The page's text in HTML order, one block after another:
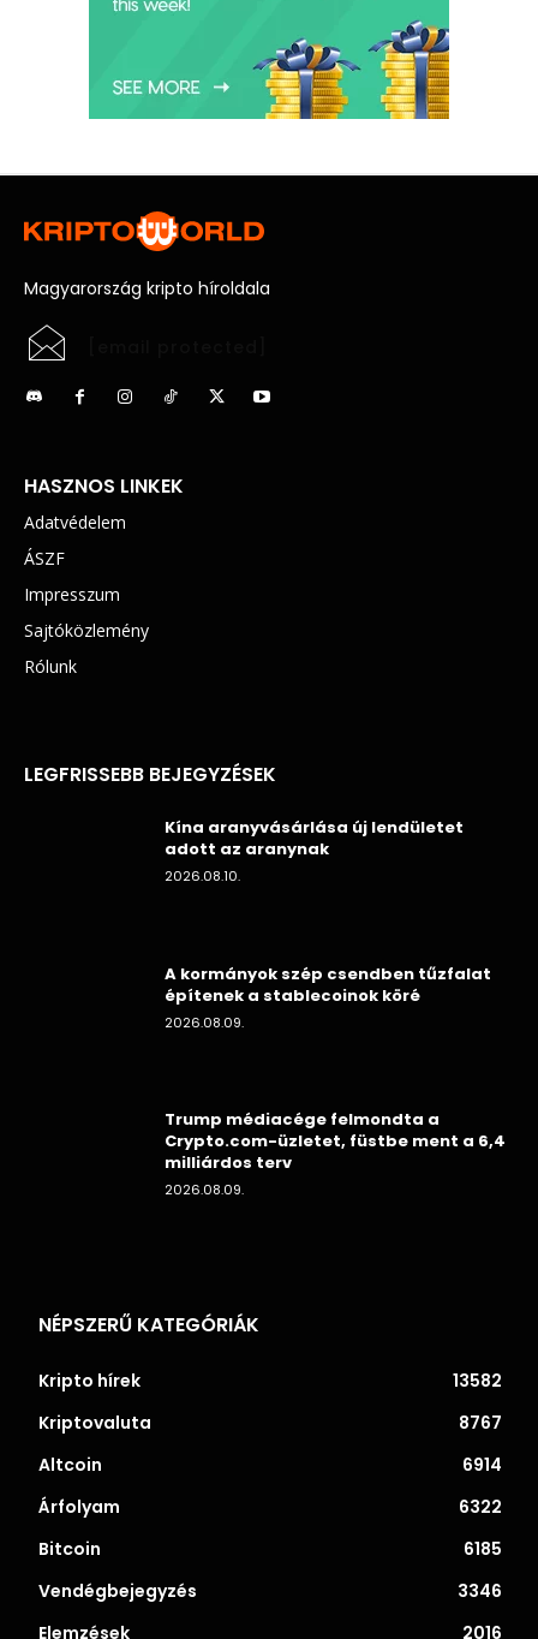
Magyarország kripto híroldala
HASZNOS LINKEK
Adatvédelem
ÁSZF
Impresszum
Sajtóközlemény
Rólunk
LEGFRISSEBB BEJEGYZÉSEK
Kína aranyvásárlása új lendületet
adott az aranynak
2026.08.10.
A kormányok szép csendben tűzfalat
építenek a stablecoinok köré
2026.08.09.
Trump médiacége felmondta a
Crypto.com-üzletet, füstbe ment a 6,4
milliárdos terv
2026.08.09.
NÉPSZERŰ KATEGÓRIÁK
Kripto hírek
13582
Kriptovaluta
8767
Altcoin
6914
Árfolyam
6322
Bitcoin
6185
Vendégbejegyzés
3346
Elemzések
2016